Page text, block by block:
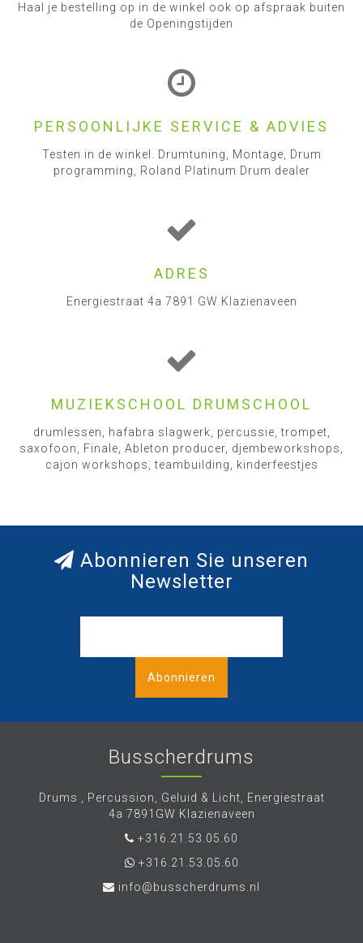
Haal je bestelling op in de winkel ook op afspraak buiten
de Openingstijden
PERSOONLIJKE SERVICE & ADVIES
Testen in de winkel. Drumtuning, Montage, Drum
programming, Roland Platinum Drum dealer
ADRES
Energiestraat 4a 7891 GW Klazienaveen
MUZIEKSCHOOL DRUMSCHOOL
drumlessen, hafabra slagwerk, percussie, trompet,
saxofoon, Finale, Ableton producer, djembeworkshops,
cajon workshops, teambuilding, kinderfeestjes
Abonnieren Sie unseren
Newsletter
Abonnieren
Busscherdrums
Drums , Percussion, Geluid & Licht, Energiestraat
4a 7891GW Klazienaveen
+316.21.53.05.60
+316.21.53.05.60
info@busscherdrums.nl